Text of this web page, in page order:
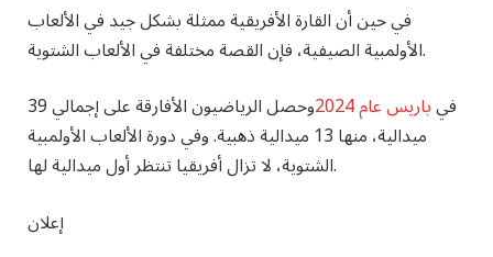
في حين أن القارة الأفريقية ممثلة بشكل جيد في الألعاب
الأولمبية الصيفية، فإن القصة مختلفة في الألعاب الشتوية.
فيباريس عام 2024 وحصل الرياضيون الأفارقة على إجمالي 39
ميدالية، منها 13 ميدالية ذهبية. وفي دورة الألعاب الأولمبية
الشتوية، لا تزال أفريقيا تنتظر أول ميدالية لها.
إعلان